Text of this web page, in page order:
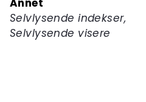
Selvlysende indekser,
Selvlysende visere